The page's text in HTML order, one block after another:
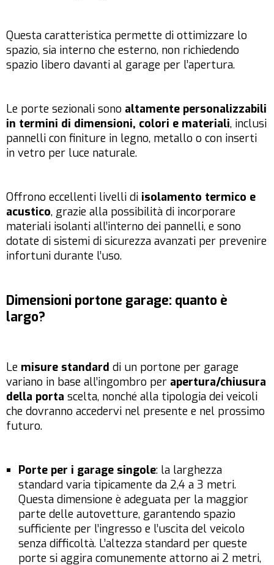
Questa caratteristica permette di ottimizzare lo
spazio, sia interno che esterno, non richiedendo
spazio libero davanti al garage per l’apertura.
Le porte sezionali sono altamente personalizzabili
in termini di dimensioni, colori e materiali, inclusi
pannelli con finiture in legno, metallo o con inserti
in vetro per luce naturale.
Offrono eccellenti livelli di isolamento termico e
acustico, grazie alla possibilità di incorporare
materiali isolanti all’interno dei pannelli, e sono
dotate di sistemi di sicurezza avanzati per prevenire
infortuni durante l’uso.
Dimensioni portone garage: quanto è
largo?
Le misure standard di un portone per garage
variano in base all’ingombro per apertura/chiusura
della porta scelta, nonché alla tipologia dei veicoli
che dovranno accedervi nel presente e nel prossimo
futuro.
Porte per i garage singole: la larghezza
standard varia tipicamente da 2,4 a 3 metri.
Questa dimensione è adeguata per la maggior
parte delle autovetture, garantendo spazio
sufficiente per l’ingresso e l’uscita del veicolo
senza difficoltà. L’altezza standard per queste
porte si aggira comunemente attorno ai 2 metri,